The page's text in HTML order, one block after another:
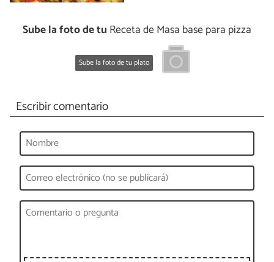
Sube la foto de tu Receta de Masa base para pizza
Sube la foto de tu plato
Escribir comentario